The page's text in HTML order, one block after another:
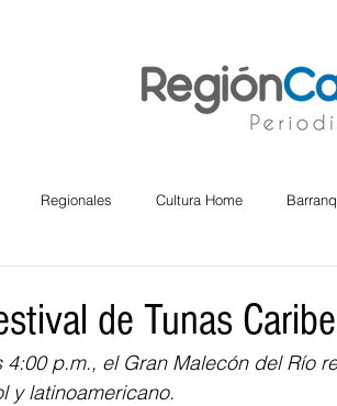
Regionales Cultura Home
Hermanos Mayores Economía RAP
de Tunas
4:00 p.m., el Gran Malecón del Río
y latinoamericano.